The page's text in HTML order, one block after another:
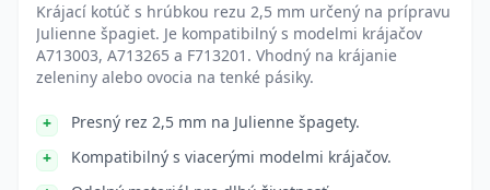
Krájací kotúč s hrúbkou rezu 2,5 mm určený na prípravu
Julienne špagiet. Je kompatibilný s modelmi krájačov
A713003, A713265 a F713201. Vhodný na krájanie
zeleniny alebo ovocia na tenké pásiky.
Presný rez 2,5 mm na Julienne špagety.
Kompatibilný s viacerými modelmi krájačov.